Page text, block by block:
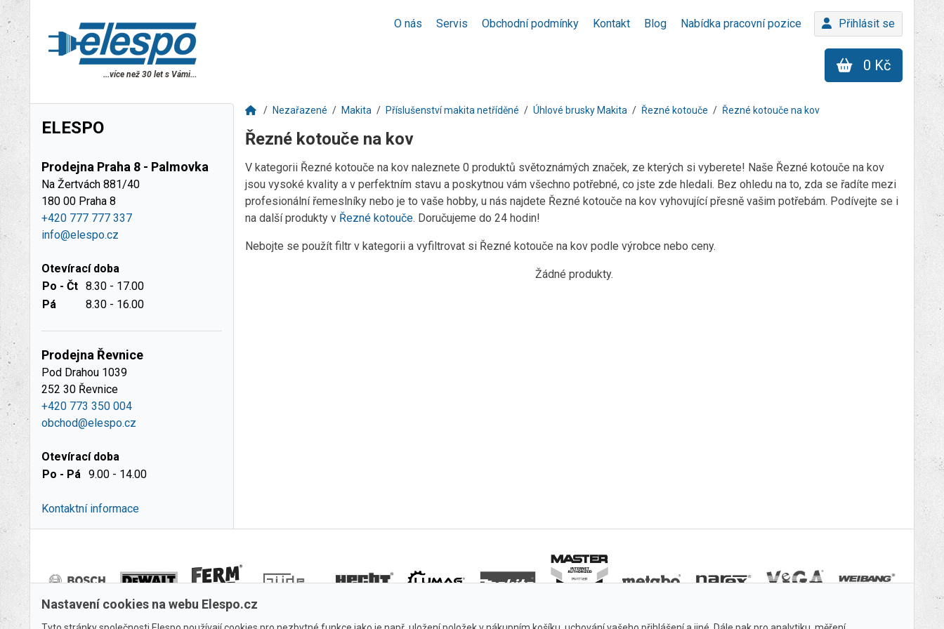
O nás Servis Obchodní podmínky Kontakt Blog Nabídka pracovní pozice Přihlásit se
...více než 30 let s Vámi...
0 Kč
ELESPO
Prodejna Praha 8 - Palmovka
Na Žertvách 881/40
180 00 Praha 8
+420 777 777 337
info@elespo.cz
Otevírací doba
Po - Čt 8.30 - 17.00
Pá
8.30 - 16.00
Prodejna Řevnice
Pod Drahou 1039
252 30 Řevnice
+420 773 350 004
obchod@elespo.cz
Otevírací doba
Po - Pá 9.00 - 14.00
Kontaktní informace
Nezařazené Makita Příslušenství makita netříděné Úhlové brusky Makita Řezné kotouče Řezné kotouče na kov
Řezné kotouče na kov
V kategorii Řezné kotouče na kov naleznete 0 produktů světoznámých značek, ze kterých si vyberete! Naše Řezné kotouče na kov
jsou vysoké kvality a v perfektním stavu a poskytnou vám všechno potřebné, co jste zde hledali. Bez ohledu na to, zda se řadíte mezi
profesionální řemeslníky nebo je to vaše hobby, u nás najdete Řezné kotouče na kov vyhovující přesně vašim potřebám. Podívejte se i
na další produkty v Řezné kotouče. Doručujeme do 24 hodin!
Nebojte se použít filtr v kategorii a vyfiltrovat si Řezné kotouče na kov podle výrobce nebo ceny.
Žádné produkty.
Nastavení cookies na webu Elespo.cz